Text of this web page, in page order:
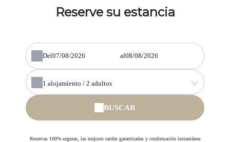
Reserve su estancia
Del al
1 alojamiento / 2 adultos
BUSCAR
Reservas 100% seguras, las mejores tarifas garantizadas y confirmación instantánea